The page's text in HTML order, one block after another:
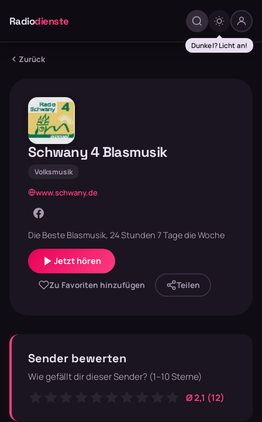
Radiodienste
Dunkel? Licht an!
Zurück
Schwany 4 Blasmusik
Volksmusik
www.schwany.de
Die Beste Blasmusik, 24 Stunden 7 Tage die Woche
Jetzt hören
Zu Favoriten hinzufügen Teilen
Sender bewerten
Wie gefällt dir dieser Sender? (1–10 Sterne)
Ø 2,1 (12)